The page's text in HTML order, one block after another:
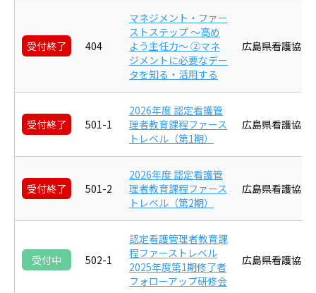
受付終了 404
マネジメント・ファー
ストステップ ～高め
よう主任力～ ②マネ
ジメントに必要なデー
タを知る・活用する
広島県看護協会
受付終了 501-1
2026年度 認定看護管
理者教育課程ファース
トレベル（第1期）
広島県看護協会
受付終了 501-2
2026年度 認定看護管
理者教育課程ファース
トレベル（第2期）
広島県看護協会
受付中 502-1
認定看護管理者教育課
程ファーストレベル
2025年度第1期修了者
フォローアップ研修会
広島県看護協会